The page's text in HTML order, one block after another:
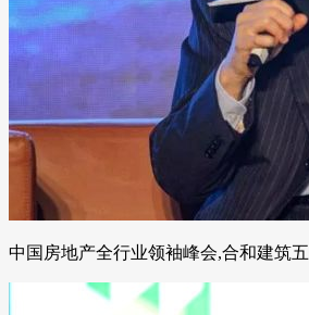
中国房地产全行业领袖峰会,合和建筑